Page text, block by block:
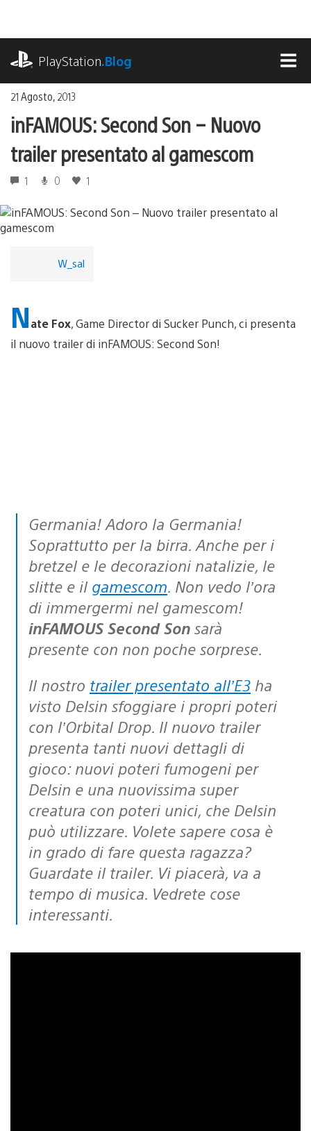
contenuto
PlayStation.Blog
21 Agosto, 2013
inFAMOUS: Second Son – Nuovo
trailer presentato al gamescom
1 0 1
W_sal
Nate Fox, Game Director di Sucker Punch, ci presenta
il nuovo trailer di inFAMOUS: Second Son!
Germania! Adoro la Germania!
Soprattutto per la birra. Anche per i
bretzel e le decorazioni natalizie, le
slitte e il gamescom. Non vedo l’ora
di immergermi nel gamescom!
inFAMOUS Second Son sarà
presente con non poche sorprese.
Il nostro trailer presentato all’E3 ha
visto Delsin sfoggiare i propri poteri
con l’Orbital Drop. Il nuovo trailer
presenta tanti nuovi dettagli di
gioco: nuovi poteri fumogeni per
Delsin e una nuovissima super
creatura con poteri unici, che Delsin
può utilizzare. Volete sapere cosa è
in grado di fare questa ragazza?
Guardate il trailer. Vi piacerà, va a
tempo di musica. Vedrete cose
interessanti.